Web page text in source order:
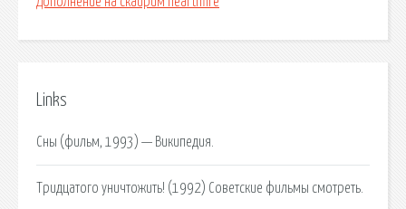
Links
Сны (фильм, 1993) — Википедия.
Тридцатого уничтожить! (1992) Советские фильмы смотреть.